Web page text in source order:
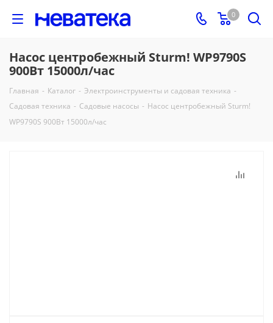
0
Насос центробежный Sturm! WP9790S
900Вт 15000л/час
Главная - Каталог - Электроинструменты и садовая техника -
Садовая техника - Садовые насосы - Насос центробежный Sturm!
WP9790S 900Вт 15000л/час